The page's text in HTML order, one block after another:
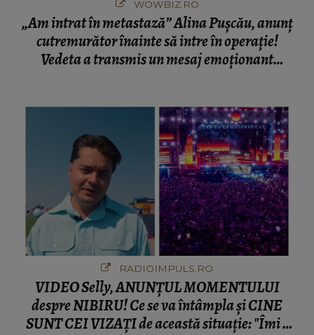
WOWBIZ.RO
„Am intrat în metastază” Alina Pușcău, anunț
cutremurător înainte să intre în operație!
Vedeta a transmis un mesaj emoționant
RADIOIMPULS.RO
VIDEO Selly, ANUNȚUL MOMENTULUI
despre NIBIRU! Ce se va întâmpla și CINE
SUNT CEI VIZAȚI de această situație: "Îmi e